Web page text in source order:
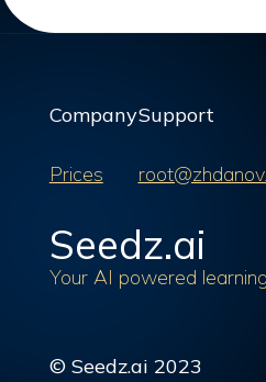
Company
Prices
Support
Seedz.ai
Your AI powered
© Seedz.ai 2023